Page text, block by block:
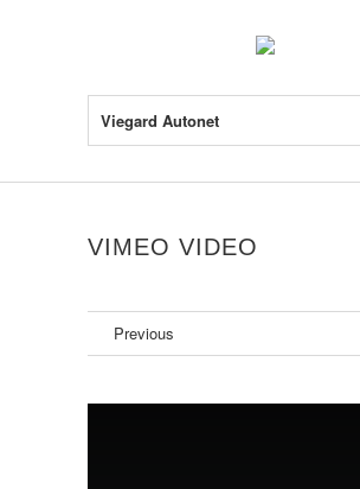
Viegard Autonet
VIMEO VIDEO
Previous